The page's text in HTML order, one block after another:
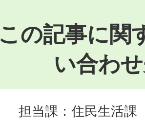
この記事に関
い合わ
担当課：住民生活課